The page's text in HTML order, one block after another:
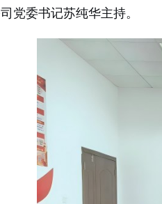
党委书记苏纯华主持。